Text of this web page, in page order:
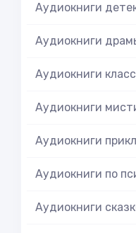
Аудиокниги
Аудиокниги
Аудиокниги
Аудиокниги
Аудиокниги
Аудиокниги по
Аудиокниги